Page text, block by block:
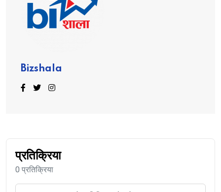
Bizshala
प्रतिक्रिया
0 प्रतिक्रिया